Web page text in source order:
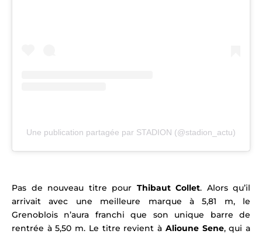
Une publication partagée par STADION (@stadion_actu)
Pas de nouveau titre pour Thibaut Collet. Alors qu’il
arrivait avec une meilleure marque à 5,81 m, le
Grenoblois n’aura franchi que son unique barre de
rentrée à 5,50 m. Le titre revient à Alioune Sene, qui a